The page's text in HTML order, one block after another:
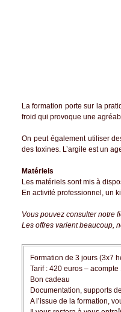
La formation porte sur la
froid qui provoque une
On peut également utiliser
des toxines. L’argile est un
Matériels
Les matériels sont mis à
En activité professionnel, un
Vous pouvez consulter notre
Les offres varient beaucoup,
Formation de 3 jours (3x7
Tarif : 420 euros –
Bon cadeau
Documentation, supports
A l’issue de la formation,